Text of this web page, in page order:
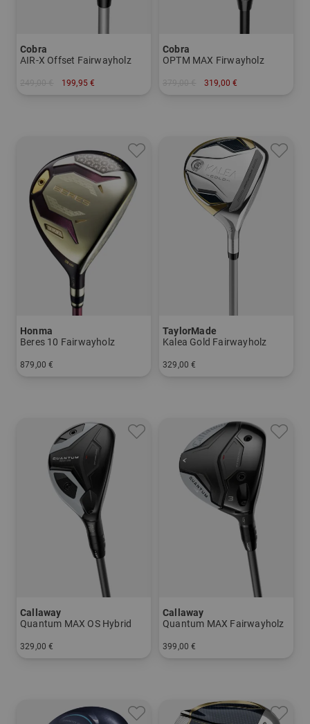
Cobra
AIR-X Offset Fairwayholz
199,95 €
Cobra
OPTM MAX Firwayholz
319,00 €
Honma
Beres 10 Fairwayholz
879,00 €
TaylorMade
Kalea Gold Fairwayholz
329,00 €
Callaway
Quantum MAX OS Hybrid
329,00 €
Callaway
Quantum MAX Fairwayholz
399,00 €